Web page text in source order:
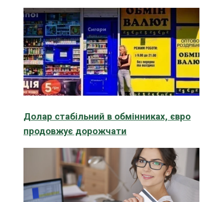
Долар стабільний в обмінниках, євро
продовжує дорожчати